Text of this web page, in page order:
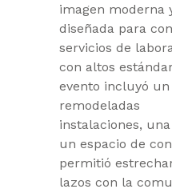
imagen moderna
diseñada para
servicios de
con altos
evento incluyó
remodeladas
instalaciones,
un espacio de
permitió
lazos con la